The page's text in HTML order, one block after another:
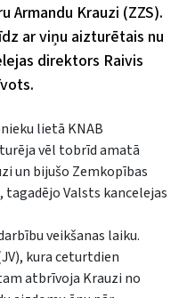
Armandu Krauzi (ZZS).
ar viņu aizturētais nu
direktors Raivis
lietā KNAB
vēl tobrīd amatā
un bijušo Zemkopības
Valsts kancelejas
veikšanas laiku.
kura ceturtdien
atbrīvoja Krauzi no